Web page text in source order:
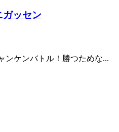
ガッセン
ンケンバトル！勝つためな...